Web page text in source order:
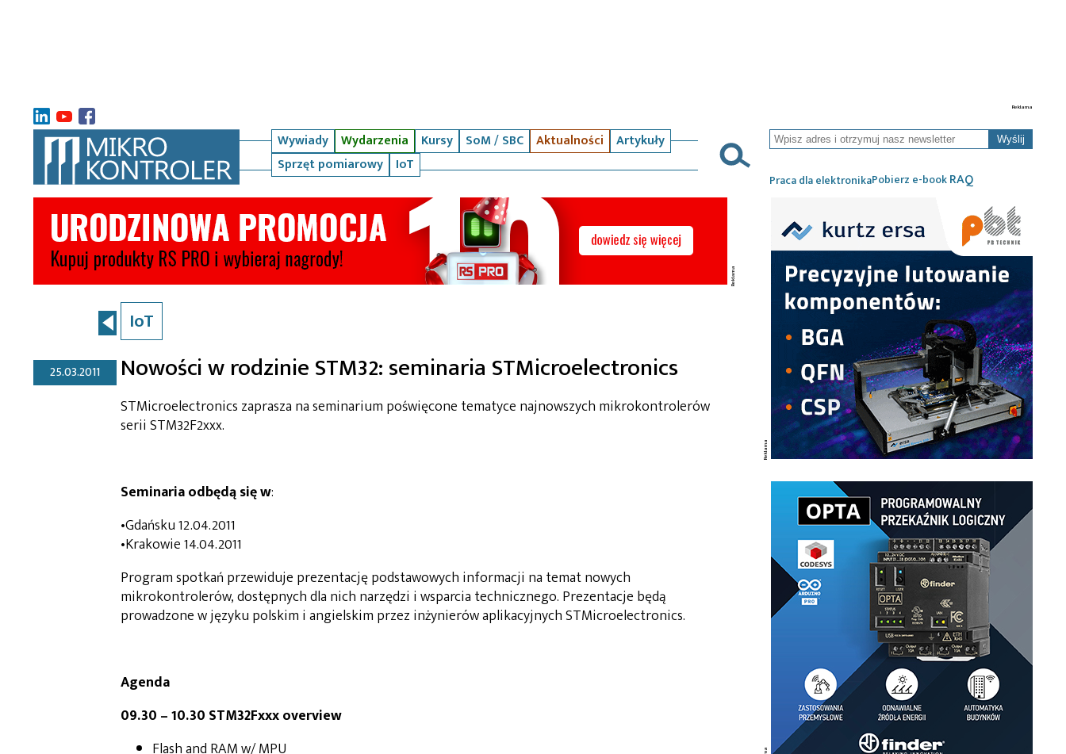
Wywiady Wydarzenia Kursy SoM / SBC Aktualności
Artykuły
Sprzęt pomiarowy
IoT
Wyślij
Praca dla elektronikaPobierz e-bookRAQ
IoT
25.03.2011 Nowości w rodzinie STM32: seminaria STMicroelectronics
STMicroelectronics zaprasza na seminarium poświęcone tematyce najnowszych mikrokontrolerów
serii STM32F2xxx.
Seminaria odbędą się w:
•Gdańsku 12.04.2011
•Krakowie 14.04.2011
Program spotkań przewiduje prezentację podstawowych informacji na temat nowych
mikrokontrolerów, dostępnych dla nich narzędzi i wsparcia technicznego. Prezentacje będą
prowadzone w języku polskim i angielskim przez inżynierów aplikacyjnych STMicroelectronics.
Agenda
09.30 – 10.30 STM32Fxxx overview
Flash and RAM w/ MPU